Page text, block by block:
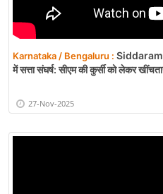
Karnataka / Bengaluru :
में सत्ता संघर्ष: सीएम की कुर्सी को लेकर
27-Nov-2025